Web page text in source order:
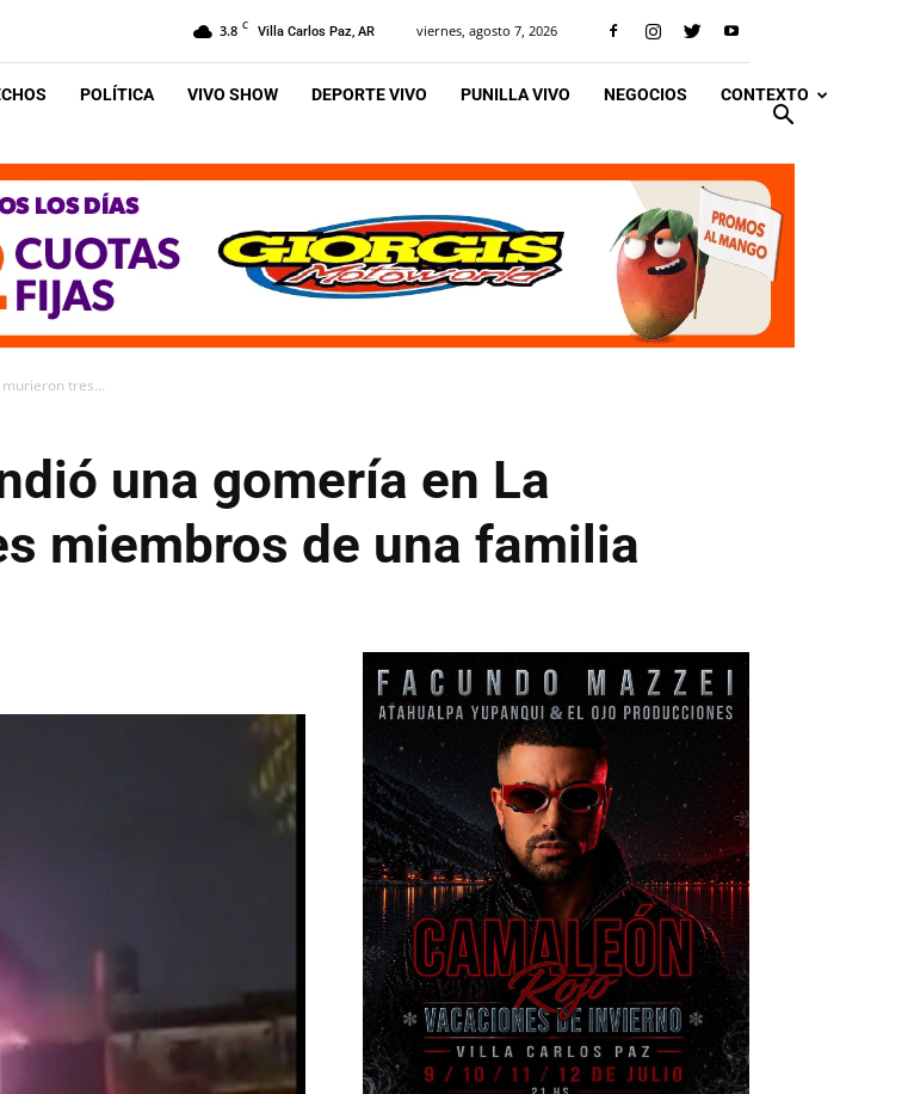
3.8 C Villa Carlos Paz, AR viernes, agosto 7, 2026
POLÍTICA VIVO SHOW DEPORTE VIVO PUNILLA VIVO NEGOCIOS CONTEXTO
tres...
una gomería en La
miembros de una familia